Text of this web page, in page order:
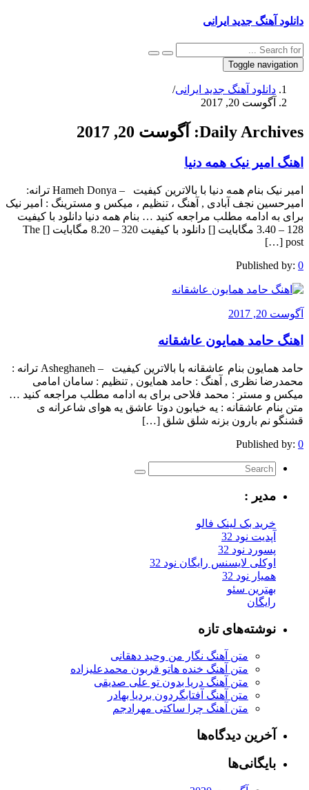
دانلود آهنگ جدید ایرانی
Toggle navigation
دانلود آهنگ جدید ایرانی/
آگوست 20, 2017
Daily Archives: آگوست 20, 2017
اهنگ امیر نیک همه دنیا
امیر نیک بنام همه دنیا با بالاترین کیفیت – Hameh Donya ترانه:
امیرحسین نجف آبادی , آهنگ ، تنظیم ، میکس و مسترینگ : امیر نیک
برای به ادامه مطلب مراجعه کنید … بنام همه دنیا دانلود با کیفیت
128 – 3.40 مگابایت [] دانلود با کیفیت 320 – 8.20 مگابایت [] The
post […]
Published by: 0
آگوست 20, 2017
اهنگ حامد همایون عاشقانه
حامد همایون بنام عاشقانه با بالاترین کیفیت – Asheghaneh ترانه :
محمدرضا نظری , آهنگ : حامد همایون , تنظیم : سامان امامی
میکس و مستر : محمد فلاحی برای به ادامه مطلب مراجعه کنید …
متن بنام عاشقانه : یه خیابون دوتا عاشق یه هوای شاعرانه ی
قشنگو نم بارون بزنه شلق شلق […]
Published by: 0
مدیر :
خرید بک لینک فالو
آپدیت نود 32
پسورد نود 32
اوکلی لایسنس رایگان نود 32
همیار نود 32
بهترین سئو
رایگان
نوشته‌های تازه
متن آهنگ نگار من وحید دهقانی
متن آهنگ خنده هاتو قربون محمدعلیزاده
متن آهنگ دریا بدون تو علی صدیقی
متن آهنگ آفتابگردون بردیا بهادر
متن آهنگ چرا ساکتی مهرادجم
آخرین دیدگاه‌ها
بایگانی‌ها